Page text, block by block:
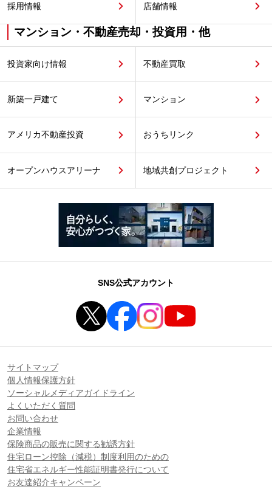
採用情報 店舗情報
マンション・不動産売却・投資用・他
投資家向け情報 不動産買取
新築一戸建て マンション
アメリカ不動産投資 おうちリンク
オープンハウスアリーナ 地域共創プロジェクト
SNS公式アカウント
サイトマップ
個人情報保護方針
ソーシャルメディアガイドライン
よくいただく質問
お問い合わせ
企業情報
保険商品の販売に関する勧誘方針
住宅ローン控除（減税）制度利用のための
住宅省エネルギー性能証明書発行について
お友達紹介キャンペーン